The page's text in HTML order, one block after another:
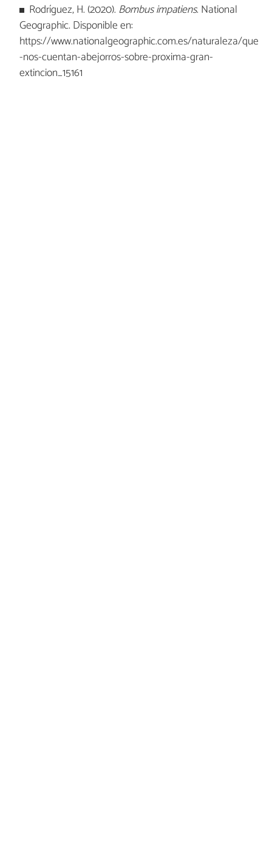
Rodríguez, H. (2020). Bombus impatiens. National
Geographic. Disponible en:
https://www.nationalgeographic.com.es/naturaleza/que
-nos-cuentan-abejorros-sobre-proxima-gran-
extincion_15161